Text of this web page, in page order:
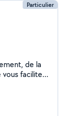
Particulier
de la
faciliter